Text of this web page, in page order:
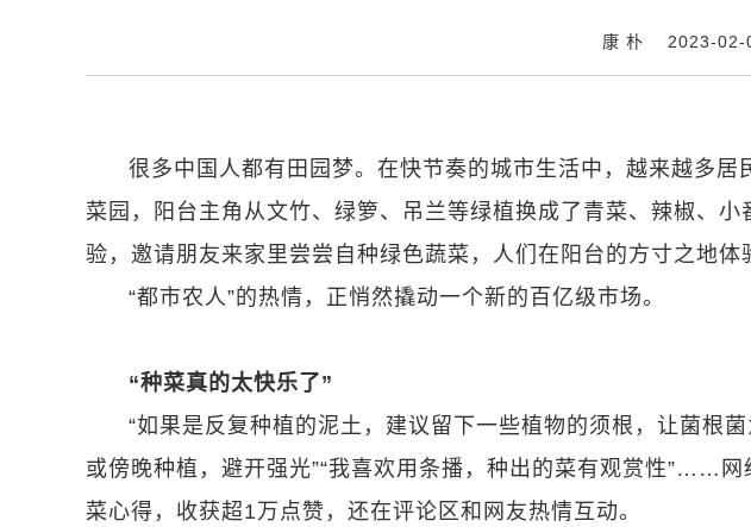
康 朴 2023-
很多中国人都有田园梦。在快节奏的城市生活中，越来越多居
菜园，阳台主角从文竹、绿箩、吊兰等绿植换成了青菜、辣椒、
验，邀请朋友来家里尝尝自种绿色蔬菜，人们在阳台的方寸之地体
“都市农人”的热情，正悄然撬动一个新的百亿级市场。
“种菜真的太快乐了”
“如果是反复种植的泥土，建议留下一些植物的须根，让菌根
或傍晚种植，避开强光”“我喜欢用条播，种出的菜有观赏性”……网
菜心得，收获超1万点赞，还在评论区和网友热情互动。